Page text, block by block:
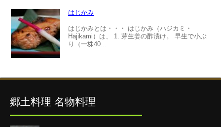
はじかみ
はじかみとは・・・ はじかみ（ハジカミ・
Hajikami）は、 1. 芽生姜の酢漬け。 早生で小ぶ
り（一株40...
郷土料理 名物料理